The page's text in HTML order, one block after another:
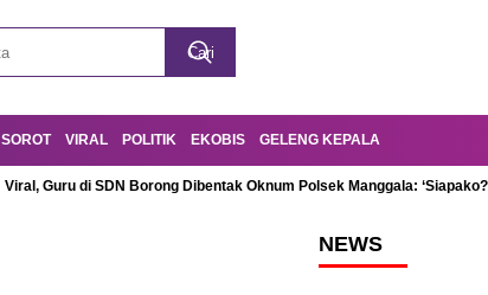
SOROT VIRAL POLITIK EKOBIS GELENG KEPALA
Viral, Guru di SDN Borong Dibentak Oknum Polsek Manggala:
NEWS